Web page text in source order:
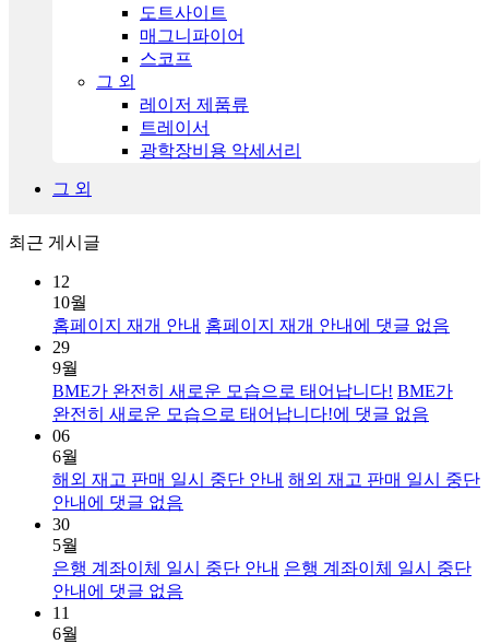
도트사이트
매그니파이어
스코프
그 외
레이저 제품류
트레이서
광학장비용 악세서리
그 외
최근 게시글
12
10월
홈페이지 재개 안내 홈페이지 재개 안내 에 댓글 없음
29
9월
BME가 완전히 새로운 모습으로 태어납니다! BME가
완전히 새로운 모습으로 태어납니다!에 댓글 없음
06
6월
해외 재고 판매 일시 중단 안내 해외 재고 판매 일시 중단
안내 에 댓글 없음
30
5월
은행 계좌이체 일시 중단 안내 은행 계좌이체 일시 중단
안내 에 댓글 없음
11
6월